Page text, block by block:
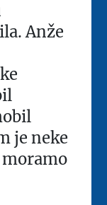
Anže
je neke